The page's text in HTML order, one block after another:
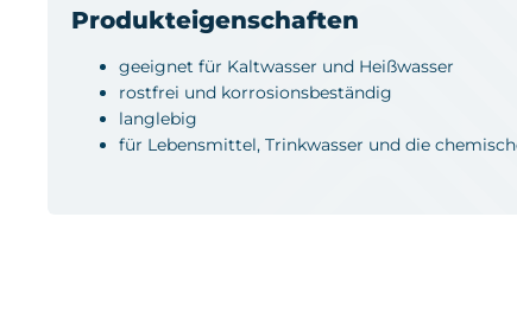
Produkteigenschaften
geeignet für Kaltwasser und Heißwasser
rostfrei und korrosionsbeständig
langlebig
für Lebensmittel, Trinkwasser und die